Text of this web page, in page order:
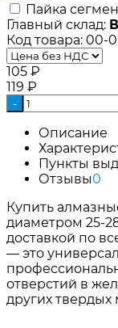
Пайка
Главный склад:
Код товара: 00-
105 ₽
119 ₽
-
Описание
Пункты
Отзывы0
Купить
диаметром 25-
доставкой по
— это
отверстий в
других твердых